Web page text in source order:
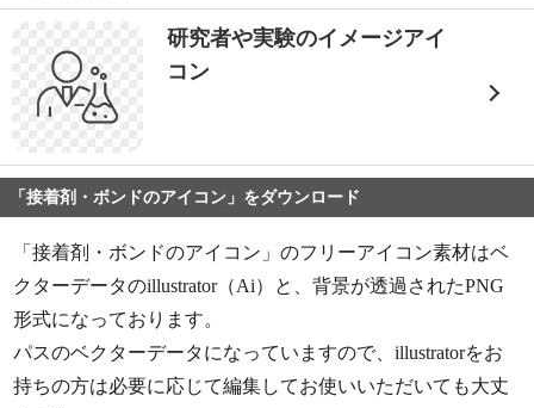
研究者や実験のイメージアイ
コン
「接着剤・ボンドのアイコン」をダウンロード
「接着剤・ボンドのアイコン」のフリーアイコン素材はベ
クターデータのillustrator（Ai）と、背景が透過されたPNG
形式になっております。
パスのベクターデータになっていますので、illustratorをお
持ちの方は必要に応じて編集してお使いいただいても大丈